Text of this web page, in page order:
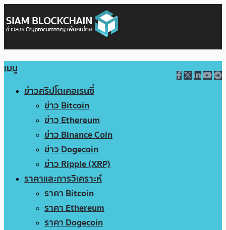
เมนู
ข่าวคริปโตเคอเรนซี่
ข่าว Bitcoin
ข่าว Ethereum
ข่าว Binance Coin
ข่าว Dogecoin
ข่าว Ripple (XRP)
ราคาและการวิเคราะห์
ราคา Bitcoin
ราคา Ethereum
ราคา Dogecoin